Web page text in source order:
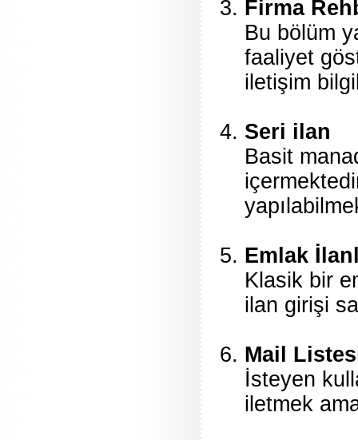
Firma
Bu bölüm
faaliyet
iletişim
Seri ilan
Basit
Emlak
Klasik bir
ilan girişi
Mail
İsteyen
iletmek